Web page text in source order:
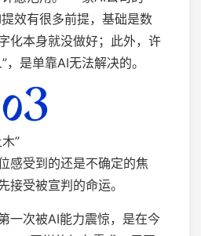
效有很多前提，基础是数
化本身就没做好；此外，许
，是单靠AI无法解决的。
”
感受到的还是不确定的焦
接受被宣判的命运。
一次被AI能力震惊，是在今